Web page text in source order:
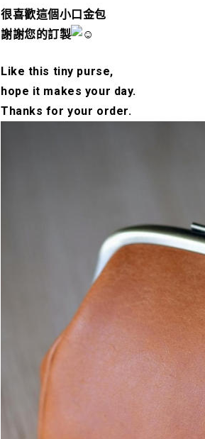
很喜歡這個小口金包
謝謝您的訂製
Like this tiny purse,
hope it makes your day.
Thanks for your order.